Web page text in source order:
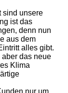
sind unsere
ist das
denn nun
aus dem
alles gibt.
aber das neue
Klima
nur um